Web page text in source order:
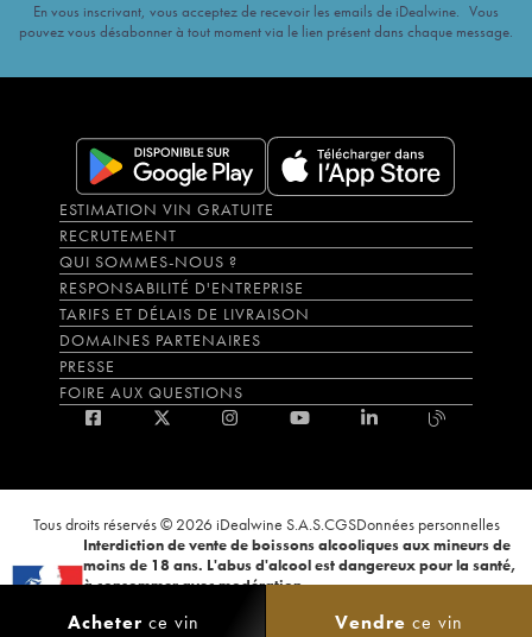
Acheter ce vin Vendre ce vin
En vous inscrivant, vous acceptez de recevoir les emails de iDealwine. Vous
pouvez vous désabonner à tout moment via le lien présent dans chaque message.
ESTIMATION VIN GRATUITE
RECRUTEMENT
QUI SOMMES-NOUS ?
RESPONSABILITÉ D'ENTREPRISE
TARIFS ET DÉLAIS DE LIVRAISON
DOMAINES PARTENAIRES
PRESSE
FOIRE AUX QUESTIONS
Tous droits réservés © 2026 iDealwine S.A.S.CGSDonnées personnelles
Interdiction de vente de boissons alcooliques aux mineurs de
moins de 18 ans. L'abus d'alcool est dangereux pour la santé,
à consommer avec modération.
ligne. CODE DE LA SANTÉ PUBLIQUE, ART.L.3342-1 et L.3353-3